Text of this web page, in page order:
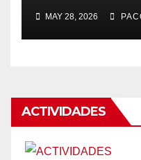
MAY 28, 2026
ACTIVIDADES